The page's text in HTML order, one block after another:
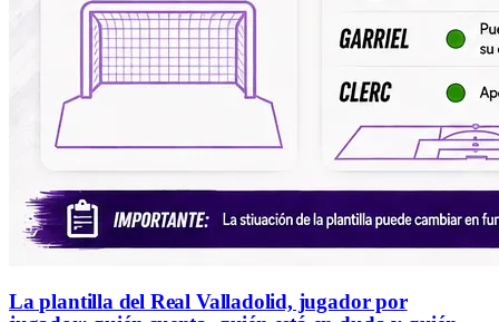
La plantilla del Real Valladolid, jugador por